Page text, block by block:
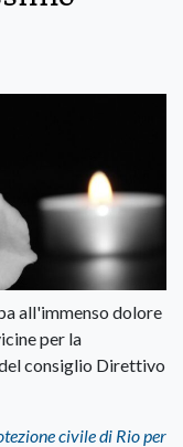
all'immenso dolore
per la
consiglio Direttivo
civile di Rio per